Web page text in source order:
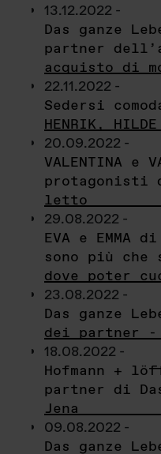
13.12.2022 -
Das ganze
partner
acquisto di
22.11.2022 -
Sedersi
HENRIK, HILDE
20.09.2022 -
VALENTINA e
protagonisti
letto
29.08.2022 -
EVA e EMMA
sono più
dove poter
23.08.2022 -
Das ganze
dei partner
18.08.2022 -
Hofmann +
partner di
Jena
09.08.2022 -
Das ganze